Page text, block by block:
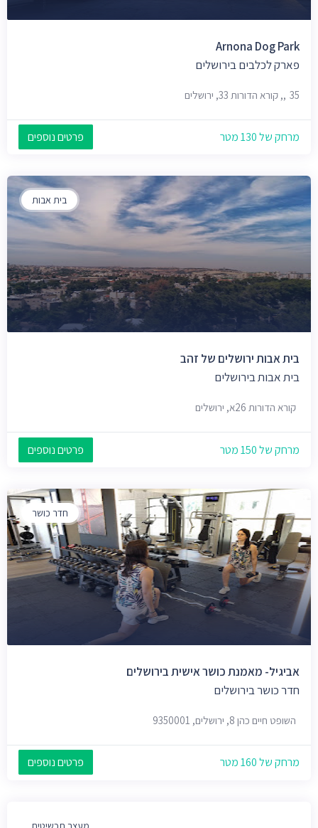
Arnona Dog Park
פארק לכלבים בירושלים
35,, קורא הדורות 33, ירושלים
מרחק של 130 מטר פרטים נוספים
בית אבות
בית אבות ירושלים של זהב
בית אבות בירושלים
קורא הדורות 26א, ירושלים
מרחק של 150 מטר פרטים נוספים
חדר כושר
אביגיל- מאמנת כושר אישית בירושלים
חדר כושר בירושלים
השופט חיים כהן 8, ירושלים, 9350001
מרחק של 160 מטר פרטים נוספים